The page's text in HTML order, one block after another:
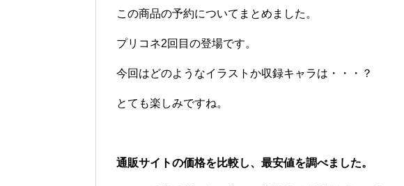
この商品の予約についてまとめました。
プリコネ2回目の登場です。
今回はどのようなイラストか収録キャラは・・・？
とても楽しみですね。
通販サイトの価格を比較し、最安値を調べました。